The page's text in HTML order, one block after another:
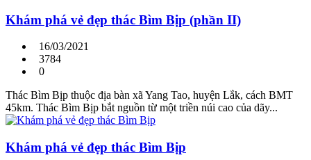
Khám phá vẻ đẹp thác Bìm Bịp (phần II)
16/03/2021
3784
0
Thác Bìm Bịp thuộc địa bàn xã Yang Tao, huyện Lắk, cách BMT
45km. Thác Bìm Bịp bắt nguồn từ một triền núi cao của dãy...
Khám phá vẻ đẹp thác Bìm Bịp